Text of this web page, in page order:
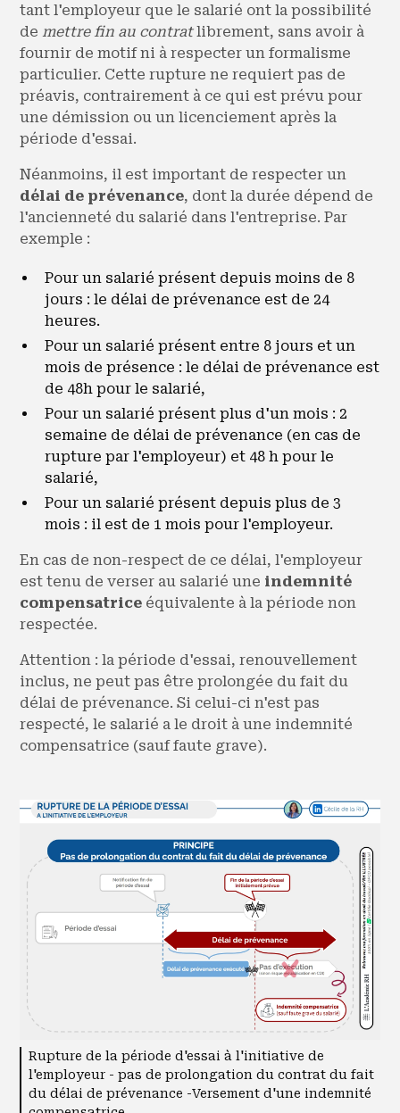
tant l'employeur que le salarié ont la possibilité
demettre fin au contratlibrement, sans avoir à
fournir de motif ni à respecter un formalisme
particulier. Cette rupture ne requiert pas de
préavis, contrairement à ce qui est prévu pour
une démission ou un licenciement après la
période d'essai.
Néanmoins, il est important de respecter un
délai de prévenance, dont la durée dépend de
l'ancienneté du salarié dans l'entreprise. Par
exemple :
Pour un salarié présent depuis moins de 8
jours : le délai de prévenance est de 24
heures.
Pour un salarié présent entre 8 jours et un
mois de présence : le délai de prévenance est
de 48h pour le salarié,
Pour un salarié présent plus d'un mois : 2
semaine de délai de prévenance (en cas de
rupture par l'employeur) et 48 h pour le
salarié,
Pour un salarié présent depuis plus de 3
mois : il est de 1 mois pour l'employeur.
En cas de non-respect de ce délai, l'employeur
est tenu de verser au salarié une indemnité
compensatrice équivalente à la période non
respectée.
Attention : la période d'essai, renouvellement
inclus, ne peut pas être prolongée du fait du
délai de prévenance. Si celui-ci n'est pas
respecté, le salarié a le droit à une indemnité
compensatrice (sauf faute grave).
Rupture de la période d'essai à l'initiative de
l'employeur - pas de prolongation du contrat du fait
du délai de prévenance -Versement d'une indemnité